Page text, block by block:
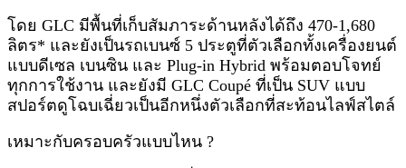
โดย GLC มีพื้นที่เก็บสัมภาระด้านหลังได้ถึง 470-1,680
ลิตร* และยังเป็นรถเบนซ์ 5 ประตูที่ตัวเลือกทั้งเครื่องยนต์
แบบดีเซล เบนซิน และ Plug-in Hybrid พร้อมตอบโจทย์
ทุกการใช้งาน และยังมี GLC Coupé ที่เป็น SUV แบบ
สปอร์ตดูโฉบเฉี่ยวเป็นอีกหนึ่งตัวเลือกที่สะท้อนไลฟ์สไตล์
เหมาะกับครอบครัวแบบไหน ?